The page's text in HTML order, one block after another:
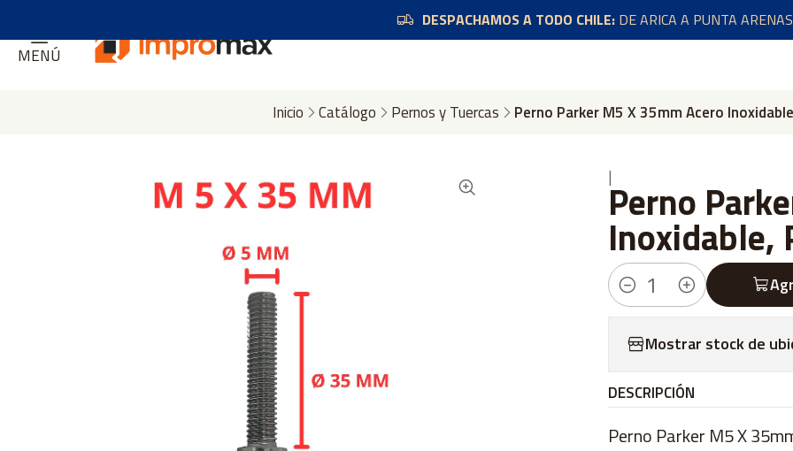
MENÚ
DESPACHAMOS A TODO CHILE:DE ARICA A PUNTA ARENAS
Inicio Catálogo Pernos y Tuercas Perno Parker M5 X 35mm Acero
|Perno
Inoxidable,
Cantidad
Mostrar stock de
DESCRIPCIÓN
Perno Parker M5 X